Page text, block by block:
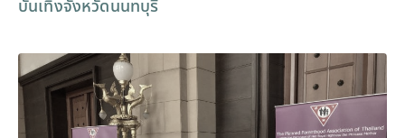
บันเทิงจังหวัดนนทบุรี